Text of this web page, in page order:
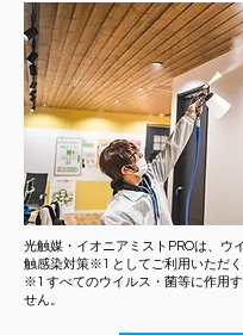
光触媒・イオニアミストPROは、ウ
触感染対策※1 としてご利用いただく
※1 すべてのウイルス・菌等に作用
せん。